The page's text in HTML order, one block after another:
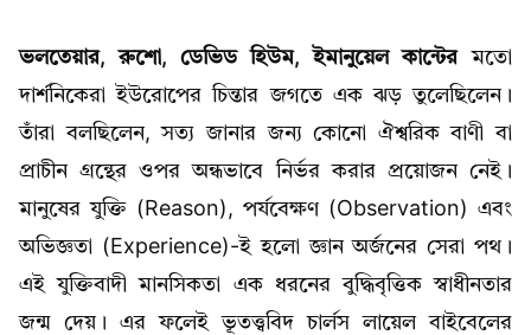
ভলতেয়ার, রুশো, ডেভিড হিউম, ইমানুয়েল কান্টেরমতো
দার্শনিকেরা ইউরোপের চিন্তার জগতে এক ঝড় তুলেছিলেন।
তাঁরা বলছিলেন, সত্য জানার জন্য কোনো ঐশ্বরিক বাণী বা
প্রাচীন গ্রন্থের ওপর অন্ধভাবে নির্ভর করার প্রয়োজন নেই।
মানুষের যুক্তি (Reason), পর্যবেক্ষণ (Observation) এবং
অভিজ্ঞতা (Experience)-ই হলো জ্ঞান অর্জনের সেরা পথ।
এই যুক্তিবাদী মানসিকতা এক ধরনের বুদ্ধিবৃত্তিক স্বাধীনতার
জন্ম দেয়। এর ফলেই ভূতত্ত্ববিদ চার্লস লায়েল বাইবেলের